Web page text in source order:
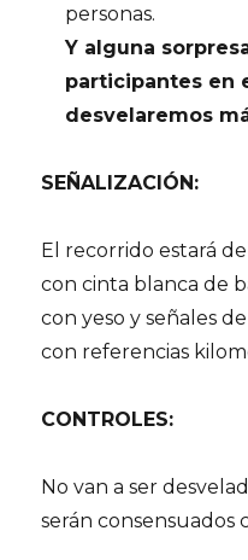
personas.
Y alguna
participantes en
desvelaremos
SEÑALIZACIÓN:
El recorrido estará
con cinta blanca de
con yeso y señales
con referencias
CONTROLES:
No van a ser
serán consensuados